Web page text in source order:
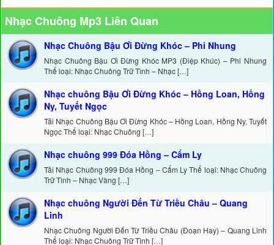
Nhạc Chuông Mp3 Liên Quan
Nhạc Chuông Bậu Ơi Đừng Khóc – Phi Nhung
Nhạc Chuông Bậu Ơi Đừng Khóc MP3 (Điệp Khúc) – Phi Nhung
Thể loại: Nhạc Chuông Trữ Tình – Nhạc […]
Nhạc chuông Bậu Ơi Đừng Khóc – Hồng Loan, Hồng
Ny, Tuyết Ngọc
Tải Nhạc Chuông Bậu Ơi Đừng Khóc – Hồng Loan, Hồng Ny, Tuyết
Ngọc Thể loại: Nhạc Chuông […]
Nhạc chuông 999 Đóa Hồng – Cẩm Ly
Tải Nhạc Chuông 999 Đóa Hồng – Cẩm Ly Thể loại: Nhạc Chuông
Trữ Tình – Nhạc Vàng […]
Nhạc chuông Người Đến Từ Triều Châu – Quang
Linh
Nhạc Chuông Người Đến Từ Triều Châu (Đoạn Hay) – Quang Linh
Thể loại: Nhạc Chuông Trữ Tình […]